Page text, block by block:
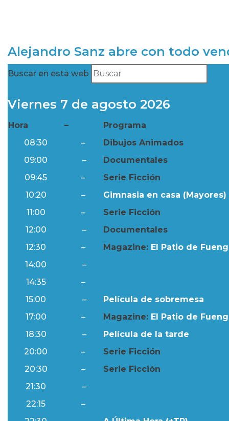
Alejandro Sanz abre con todo
Buscar en esta web
Viernes 7 de agosto 2026
Hora –
Programa
08:30
–
Dibujos Animados
09:00
–
Documentales
09:45
–
Serie Ficción
10:20
–
Gimnasia en casa (Mayores)
11:00
–
Serie Ficción
12:00
–
Documentales
12:30
– Magazine: El Patio de
14:00
–
14:35
–
15:00
–
Película de sobremesa
17:00
– Magazine: El Patio de
18:30
–
Película de la tarde
20:00
–
Serie Ficción
20:30
–
Serie Ficción
21:30
–
22:15
–